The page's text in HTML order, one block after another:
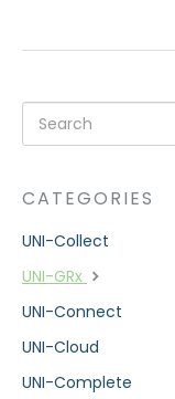
CATEGORIES
UNI-Collect
UNI-GRx
UNI-Connect
UNI-Cloud
UNI-Complete